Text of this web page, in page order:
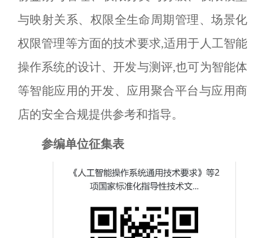
与映射关系、权限全生命周期管理、场景化
权限管理等方面的技术要求,适用于人工智能
操作系统的设计、开发与测评,也可为智能体
等智能应用的开发、应用聚合平台与应用商
店的安全合规提供参考和指导。
参编单位征集表